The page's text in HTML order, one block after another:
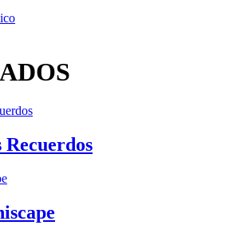
Recuerdos